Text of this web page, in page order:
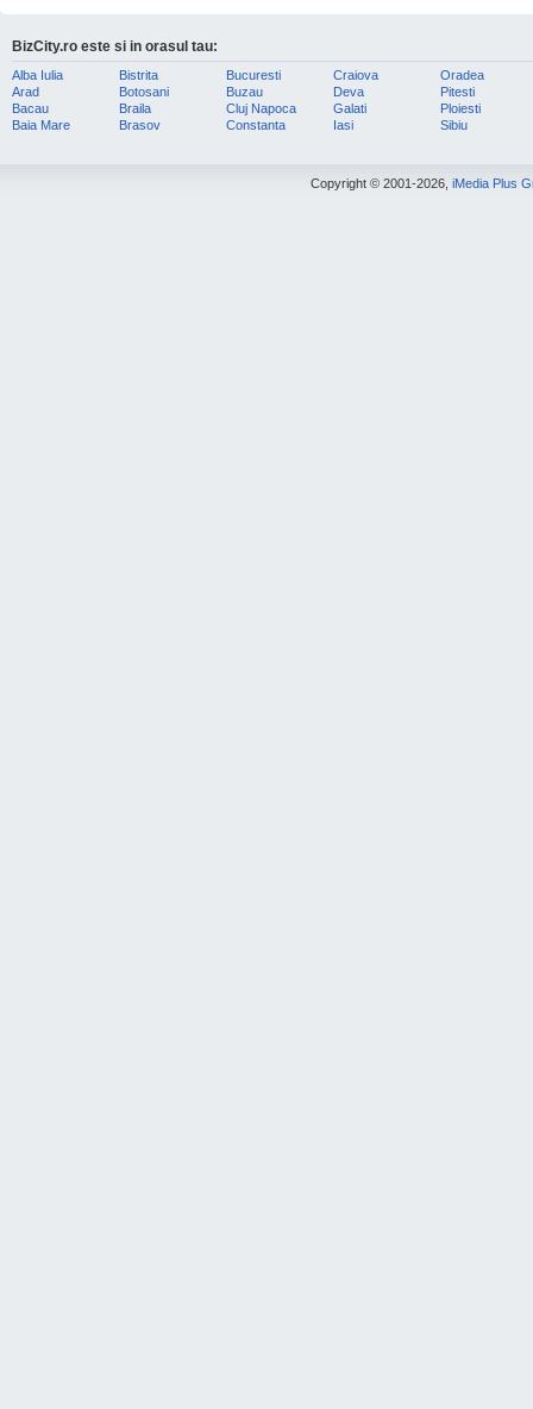
BizCity.ro este si in orasul tau:
Alba Iulia
Arad
Bacau
Baia Mare
Bistrita
Botosani
Braila
Brasov
Bucuresti
Buzau
Cluj Napoca
Constanta
Craiova
Deva
Galati
Iasi
Oradea
Pitesti
Ploiesti
Sibiu
Copyright © 2001-2026, iMedia Plus